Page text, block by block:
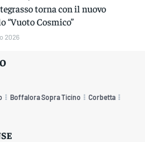
torna con il nuovo
“Vuoto Cosmico”
2026
Boffalora Sopra Ticino Corbetta